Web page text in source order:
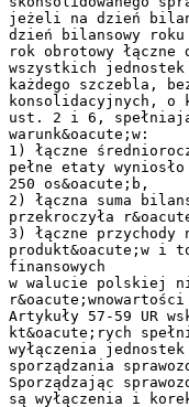
jeżeli na dzień
dzień bilansowy roku
rok obrotowy
wszystkich jednostek
każdego szczebla,
konsolidacyjnych, o
ust. 2 i 6, spełniają
warunk&oacute;w:
1) łączne
pełne etaty
250 os&oacute;b,
2) łączna suma
przekroczyła
3) łączne przychody
produkt&oacute;w i
finansowych
w walucie polskiej
Artykuły 57-59 UR
kt&oacute;rych
wyłączenia
sporządzania
Sporządzając
są wyłączenia i